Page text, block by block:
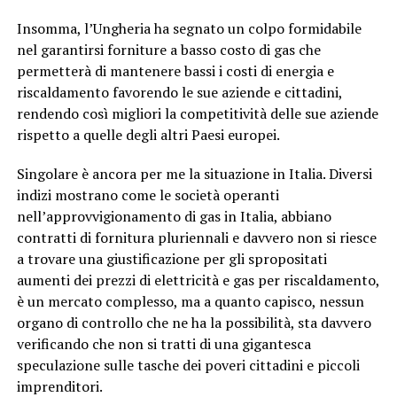
Insomma, l’Ungheria ha segnato un colpo formidabile
nel garantirsi forniture a basso costo di gas che
permetterà di mantenere bassi i costi di energia e
riscaldamento favorendo le sue aziende e cittadini,
rendendo così migliori la competitività delle sue aziende
rispetto a quelle degli altri Paesi europei.
Singolare è ancora per me la situazione in Italia. Diversi
indizi mostrano come le società operanti
nell’approvvigionamento di gas in Italia, abbiano
contratti di fornitura pluriennali e davvero non si riesce
a trovare una giustificazione per gli spropositati
aumenti dei prezzi di elettricità e gas per riscaldamento,
è un mercato complesso, ma a quanto capisco, nessun
organo di controllo che ne ha la possibilità, sta davvero
verificando che non si tratti di una gigantesca
speculazione sulle tasche dei poveri cittadini e piccoli
imprenditori.